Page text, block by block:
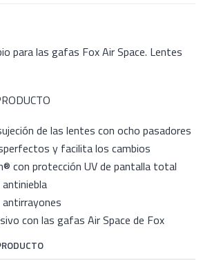
para las gafas Fox Air Space. Lentes
de las lentes con ocho pasadores
y facilita los cambios
con protección UV de pantalla total
con las gafas Air Space de Fox